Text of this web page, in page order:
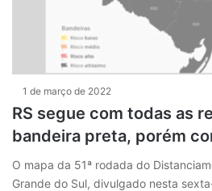
1 de março de 2022
RS segue com todas as
bandeira preta, porém
O mapa da 51ª rodada do
Grande do Sul, divulgado nesta